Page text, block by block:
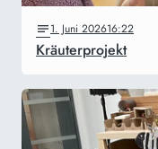
1. Juni 202616:22
Kräuterprojekt